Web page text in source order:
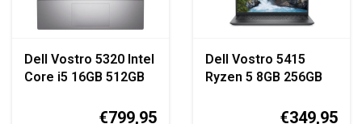
Dell Vostro 5320 Intel
Core i5 16GB 512GB
€799,95
Dell Vostro 5415
Ryzen 5 8GB 256GB
€349,95